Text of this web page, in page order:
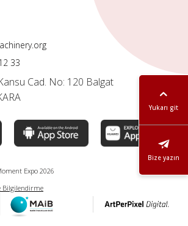
Yukarı git
Bize yazın
33
Cad. No: 120 Balgat
Expo 2026
Bilgilendirme